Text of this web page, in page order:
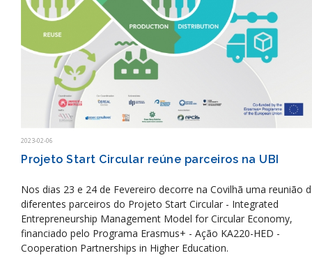
2023-02-06
Projeto Start Circular reúne parceiros na UBI
Nos dias 23 e 24 de Fevereiro decorre na Covilhã uma reunião
diferentes parceiros do Projeto Start Circular - Integrated
Entrepreneurship Management Model for Circular Economy,
financiado pelo Programa Erasmus+ - Ação KA220-HED -
Cooperation Partnerships in Higher Education.